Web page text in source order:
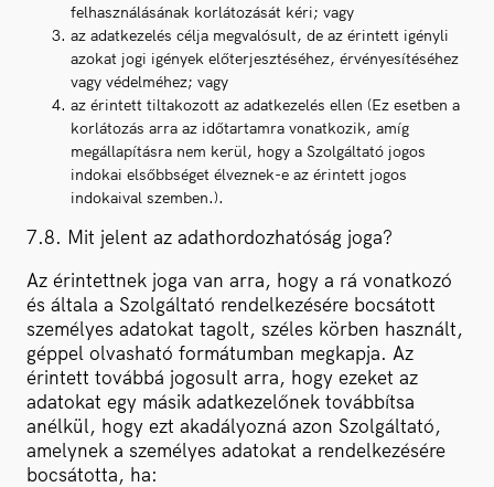
felhasználásának korlátozását kéri; vagy
az adatkezelés célja megvalósult, de az érintett igényli
azokat jogi igények előterjesztéséhez, érvényesítéséhez
vagy védelméhez; vagy
az érintett tiltakozott az adatkezelés ellen (Ez esetben a
korlátozás arra az időtartamra vonatkozik, amíg
megállapításra nem kerül, hogy a Szolgáltató jogos
indokai elsőbbséget élveznek-e az érintett jogos
indokaival szemben.).
7.8. Mit jelent az adathordozhatóság joga?
Az érintettnek joga van arra, hogy a rá vonatkozó
és általa a Szolgáltató rendelkezésére bocsátott
személyes adatokat tagolt, széles körben használt,
géppel olvasható formátumban megkapja. Az
érintett továbbá jogosult arra, hogy ezeket az
adatokat egy másik adatkezelőnek továbbítsa
anélkül, hogy ezt akadályozná azon Szolgáltató,
amelynek a személyes adatokat a rendelkezésére
bocsátotta, ha: